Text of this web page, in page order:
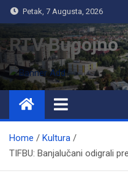
Petak, 7 Augusta, 2026
RTV Bugojno
Home
Kultura
TIFBU: Banjalučani odigrali